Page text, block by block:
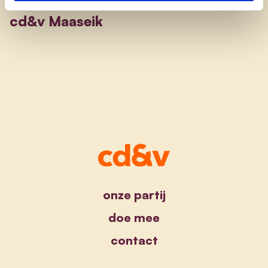
cd&v Maaseik
onze partij
doe mee
contact